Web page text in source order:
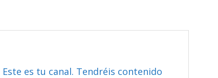
es tu canal. Tendréis contenido